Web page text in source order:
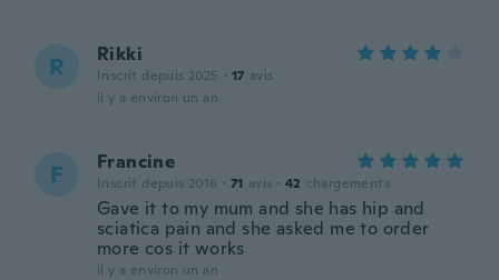
R Rikki
Inscrit depuis 2025 · 17 avis
il y a environ un an
F Francine
Inscrit depuis 2016 · 71 avis · 42 chargements
Gave it to my mum and she has hip and
sciatica pain and she asked me to order
more cos it works
il y a environ un an